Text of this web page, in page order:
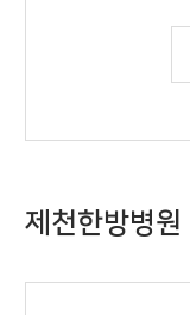
제천한방병원